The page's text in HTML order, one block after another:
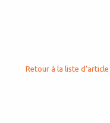
Retour à la liste d'article